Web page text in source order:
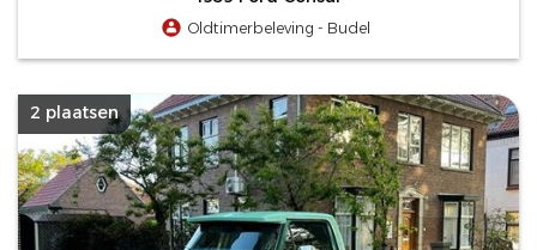
Oldtimerbeleving - Budel
2 plaatsen